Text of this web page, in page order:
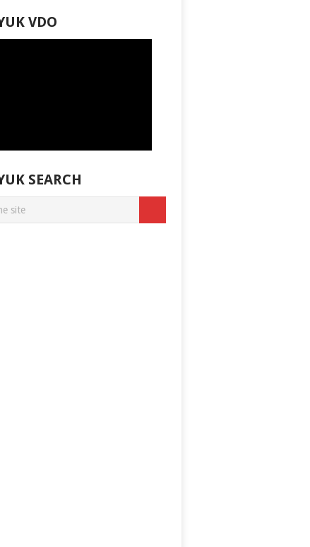
VDO
SEARCH